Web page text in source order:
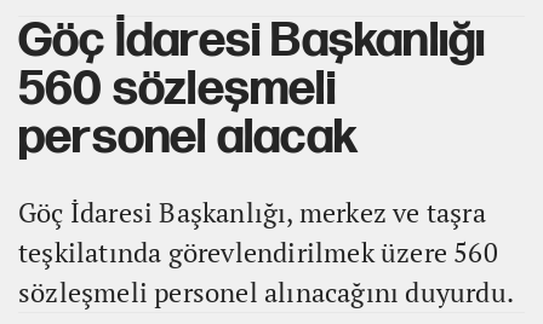
Göç İdaresi Başkanlığı
560 sözleşmeli
personel alacak
Göç İdaresi Başkanlığı, merkez ve taşra
teşkilatında görevlendirilmek üzere 560
sözleşmeli personel alınacağını duyurdu.